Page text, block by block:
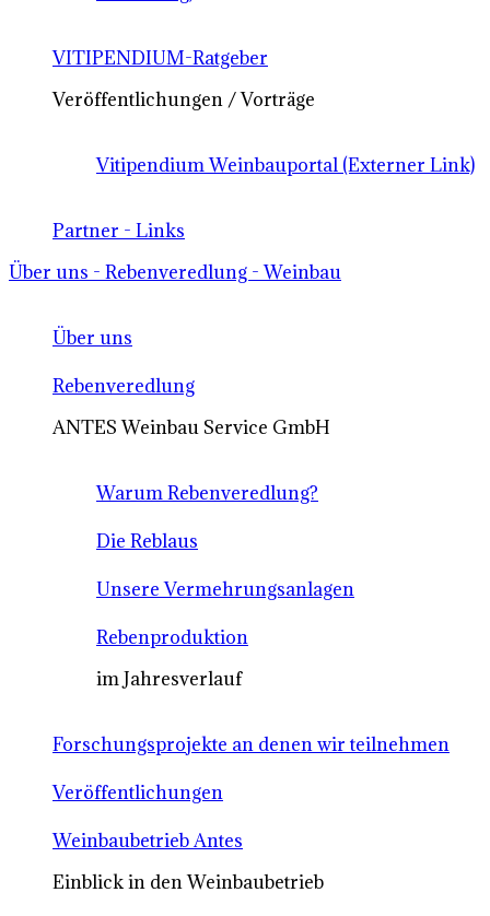
VITIPENDIUM-Ratgeber
Veröffentlichungen / Vorträge
Vitipendium Weinbauportal (Externer Link)
Partner - Links
Über uns - Rebenveredlung - Weinbau
Über uns
Rebenveredlung
ANTES Weinbau Service GmbH
Warum Rebenveredlung?
Die Reblaus
Unsere Vermehrungsanlagen
Rebenproduktion
im Jahresverlauf
Forschungsprojekte an denen wir teilnehmen
Veröffentlichungen
Weinbaubetrieb Antes
Einblick in den Weinbaubetrieb